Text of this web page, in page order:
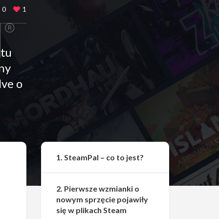
0 1
o
Udostępnij
1. SteamPal – co to jest?
2. Pierwsze wzmianki o
nowym sprzęcie pojawiły
się w plikach Steam